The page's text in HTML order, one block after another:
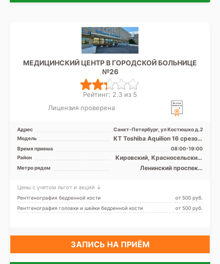
МЕДИЦИНСКИЙ ЦЕНТР В ГОРОДСКОЙ БОЛЬНИЦЕ
№26
Рейтинг: 2.3 из 5
Лицензия проверена
Адрес
Санкт-Петербург, ул Костюшко д.2
Модель
КТ Toshiba Aquilion 16 срезов,
КТ Siemens Somatom
Definition 64 срезов ...
Время приема
08:00-19:00
Район
Кировский, Красносельский,
Московский
Метро рядом
Ленинский проспект,
Цены с учетом льгот и акций ↓
Рентгенография бедренной кости
от 500 pуб.
Рентгенография головки и шейки бедренной кости
от 500 pуб.
ЗАПИСЬ НА ПРИЁМ